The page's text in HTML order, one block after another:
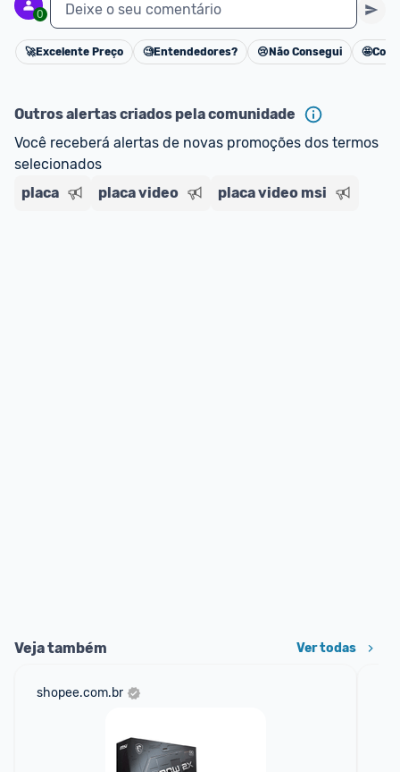
0 Deixe o seu comentário
Cancelar
🚀Excelente Preço 🧐Entendedores? 😢 Não Consegui 🤩
Outros alertas criados pela comunidade
Você receberá alertas de novas promoções dos termos
selecionados
placa
placa video placa video msi
Veja também Ver todas
shopee.com.br